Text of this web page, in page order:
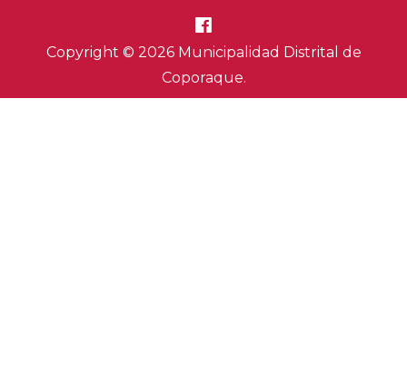
Copyright © 2026 Municipalidad Distrital de
Coporaque.